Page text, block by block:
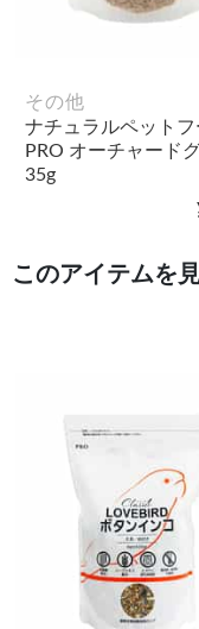
その他
ナチュラルペットフ
PRO オーチャード
35g
このアイテムを